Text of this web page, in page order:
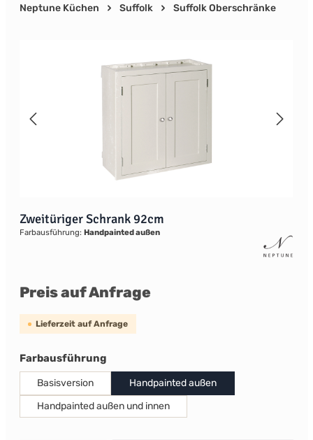
Neptune Küchen
Suffolk Suffolk Oberschränke
Zweitüriger Schrank 92cm
Farbausführung: Handpainted außen
Preis auf Anfrage
Lieferzeit auf Anfrage
Farbausführungauswählen
Basisversion
Handpainted außen
Handpainted außen und innen